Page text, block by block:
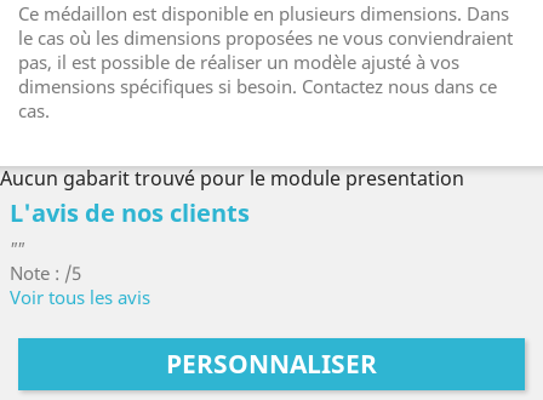
Ce médaillon est disponible en plusieurs dimensions. Dans
le cas où les dimensions proposées ne vous conviendraient
pas, il est possible de réaliser un modèle ajusté à vos
dimensions spécifiques si besoin. Contactez nous dans ce
cas.
Aucun gabarit trouvé pour le module presentation
L'avis de nos clients
""
Note : /5
Voir tous les avis
PERSONNALISER